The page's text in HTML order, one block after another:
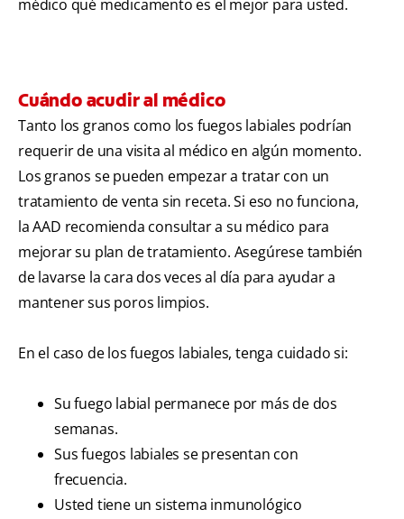
médico qué medicamento es el mejor para usted.
Cuándo acudir al médico
Tanto los granos como los fuegos labiales podrían
requerir de una visita al médico en algún momento.
Los granos se pueden empezar a tratar con un
tratamiento de venta sin receta. Si eso no funciona,
la AAD recomienda consultar a su médico para
mejorar su plan de tratamiento. Asegúrese también
de lavarse la cara dos veces al día para ayudar a
mantener sus poros limpios.
En el caso de los fuegos labiales, tenga cuidado si:
Su fuego labial permanece por más de dos
semanas.
Sus fuegos labiales se presentan con
frecuencia.
Usted tiene un sistema inmunológico